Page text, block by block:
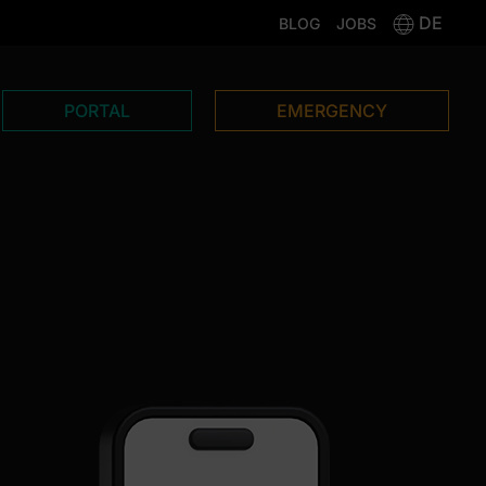
BLOG JOBS DE
PORTAL EMERGENCY